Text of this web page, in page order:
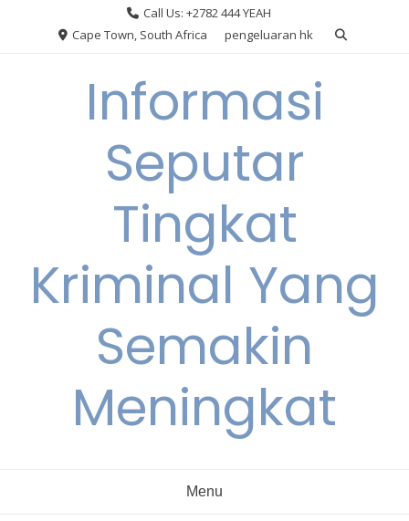
Call Us: +2782 444 YEAH
Cape Town, South Africa
pengeluaran hk
Informasi
Seputar
Tingkat
Kriminal Yang
Semakin
Meningkat
Menu